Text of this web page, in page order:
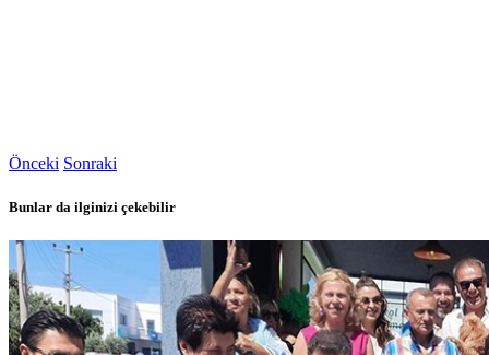
Önceki Sonraki
Bunlar da ilginizi çekebilir